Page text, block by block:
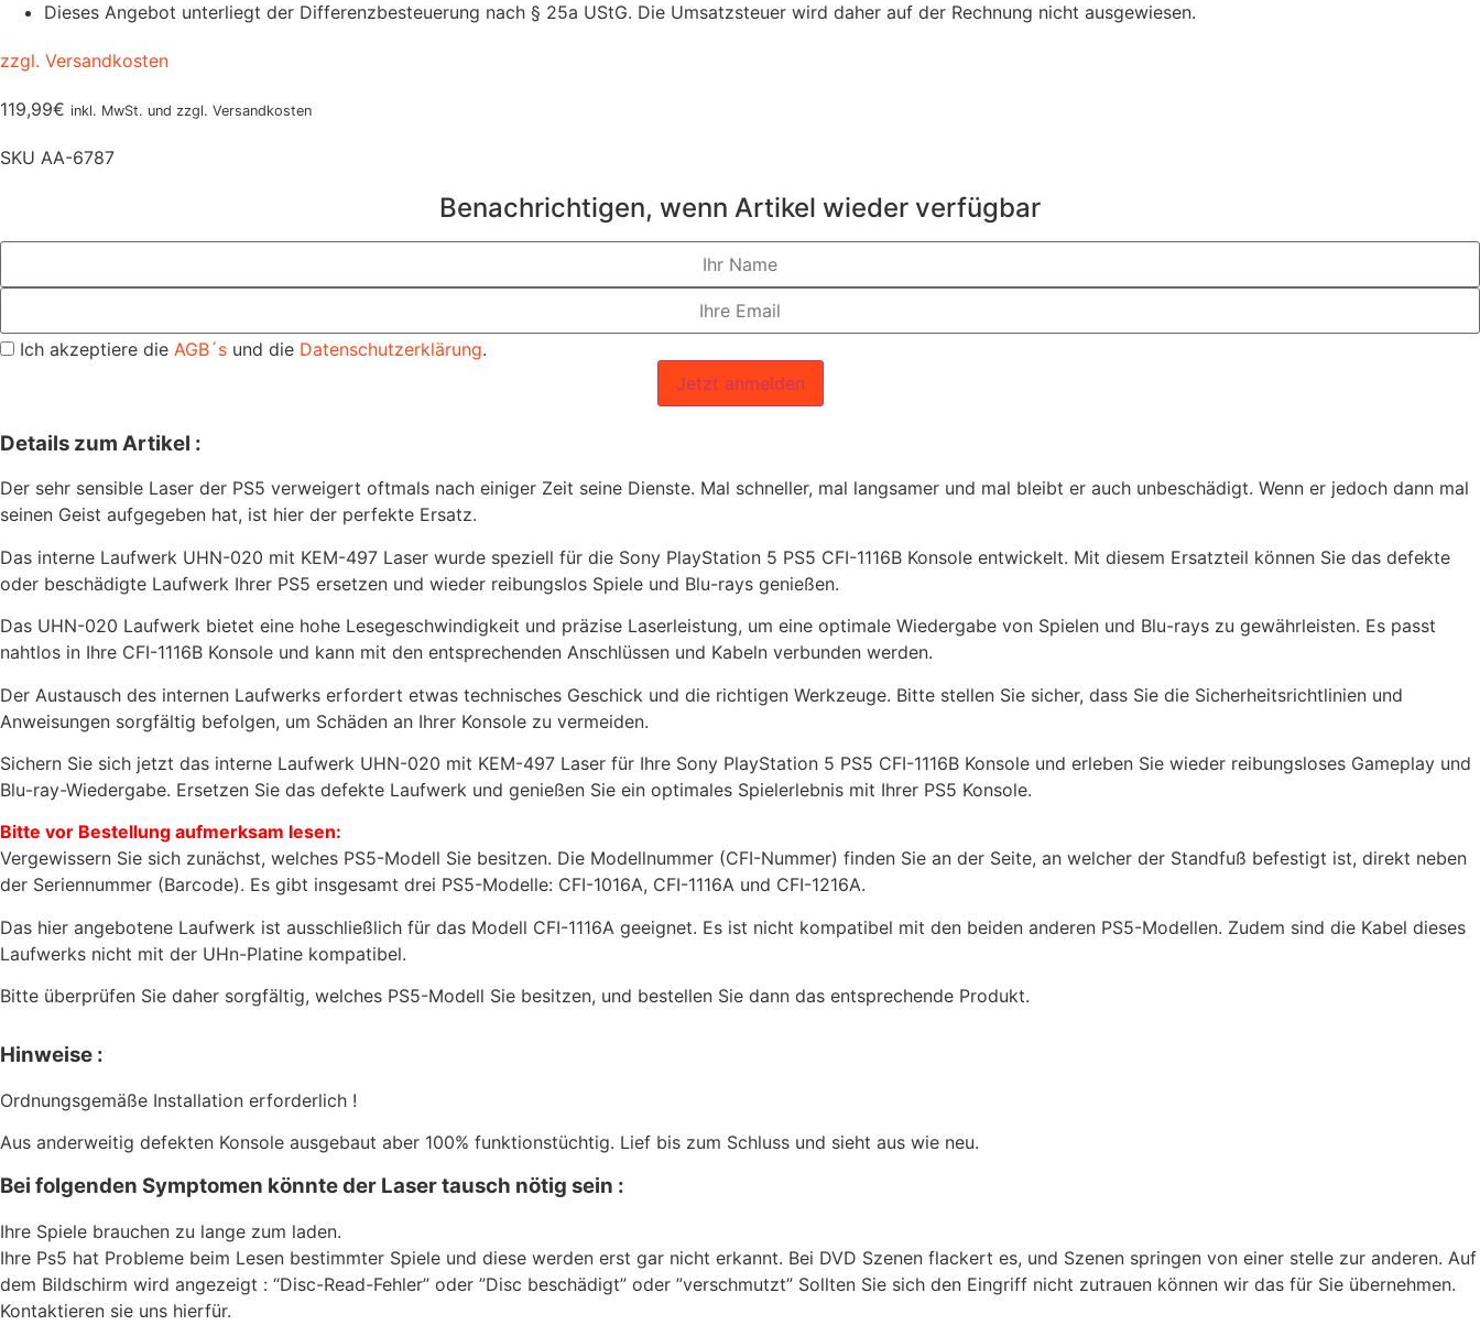
Dieses Angebot unterliegt der Differenzbesteuerung nach § 25a UStG. Die Umsatzsteuer wird daher auf der Rechnung nicht ausgewiesen.
zzgl. Versandkosten
119,99€ inkl. MwSt. und zzgl. Versandkosten
SKU AA-6787
Benachrichtigen, wenn Artikel wieder verfügbar
Ich akzeptiere die AGB´s und die Datenschutzerklärung.
Jetzt anmelden
Details zum Artikel :
Der sehr sensible Laser der PS5 verweigert oftmals nach einiger Zeit seine Dienste. Mal schneller, mal langsamer und mal bleibt er auch unbeschädigt. Wenn er jedoch dann mal
seinen Geist aufgegeben hat, ist hier der perfekte Ersatz.
Das interne Laufwerk UHN-020 mit KEM-497 Laser wurde speziell für die Sony PlayStation 5 PS5 CFI-1116B Konsole entwickelt. Mit diesem Ersatzteil können Sie das defekte
oder beschädigte Laufwerk Ihrer PS5 ersetzen und wieder reibungslos Spiele und Blu-rays genießen.
Das UHN-020 Laufwerk bietet eine hohe Lesegeschwindigkeit und präzise Laserleistung, um eine optimale Wiedergabe von Spielen und Blu-rays zu gewährleisten. Es passt
nahtlos in Ihre CFI-1116B Konsole und kann mit den entsprechenden Anschlüssen und Kabeln verbunden werden.
Der Austausch des internen Laufwerks erfordert etwas technisches Geschick und die richtigen Werkzeuge. Bitte stellen Sie sicher, dass Sie die Sicherheitsrichtlinien und
Anweisungen sorgfältig befolgen, um Schäden an Ihrer Konsole zu vermeiden.
Sichern Sie sich jetzt das interne Laufwerk UHN-020 mit KEM-497 Laser für Ihre Sony PlayStation 5 PS5 CFI-1116B Konsole und erleben Sie wieder reibungsloses Gameplay und
Blu-ray-Wiedergabe. Ersetzen Sie das defekte Laufwerk und genießen Sie ein optimales Spielerlebnis mit Ihrer PS5 Konsole.
Bitte vor Bestellung aufmerksam lesen:
Vergewissern Sie sich zunächst, welches PS5-Modell Sie besitzen. Die Modellnummer (CFI-Nummer) finden Sie an der Seite, an welcher der Standfuß befestigt ist, direkt neben
der Seriennummer (Barcode). Es gibt insgesamt drei PS5-Modelle: CFI-1016A, CFI-1116A und CFI-1216A.
Das hier angebotene Laufwerk ist ausschließlich für das Modell CFI-1116A geeignet. Es ist nicht kompatibel mit den beiden anderen PS5-Modellen. Zudem sind die Kabel dieses
Laufwerks nicht mit der UHn-Platine kompatibel.
Bitte überprüfen Sie daher sorgfältig, welches PS5-Modell Sie besitzen, und bestellen Sie dann das entsprechende Produkt.
Hinweise :
Ordnungsgemäße Installation erforderlich !
Aus anderweitig defekten Konsole ausgebaut aber 100% funktionstüchtig. Lief bis zum Schluss und sieht aus wie neu.
Bei folgenden Symptomen könnte der Laser tausch nötig sein :
Ihre Spiele brauchen zu lange zum laden.
Ihre Ps5 hat Probleme beim Lesen bestimmter Spiele und diese werden erst gar nicht erkannt. Bei DVD Szenen flackert es, und Szenen springen von einer stelle zur anderen. Auf
dem Bildschirm wird angezeigt : “Disc-Read-Fehler” oder ”Disc beschädigt” oder ”verschmutzt” Sollten Sie sich den Eingriff nicht zutrauen können wir das für Sie übernehmen.
Kontaktieren sie uns hierfür.